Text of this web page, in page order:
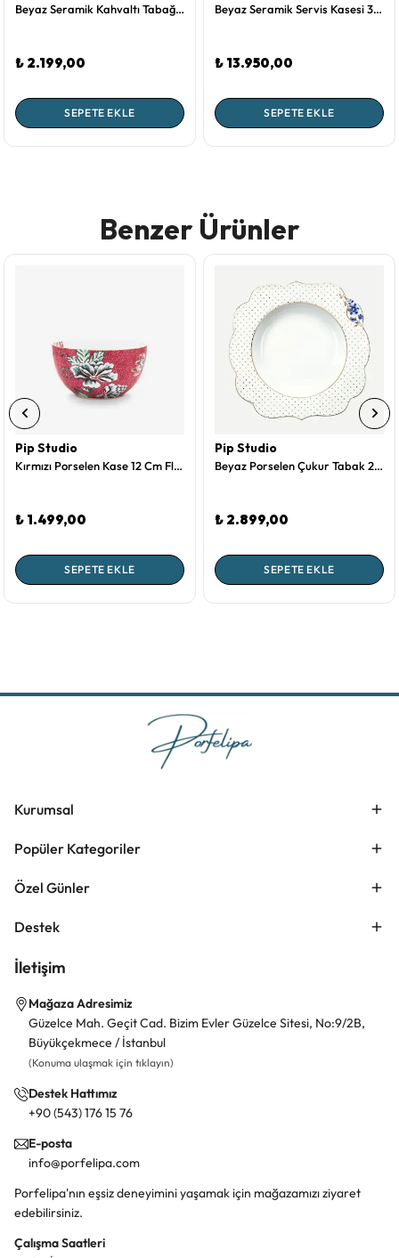
Beyaz Seramik Kahvaltı Tabağı 23 Cm Maria Flor Collection by Bordallo Pinheiro
₺ 2.199,00
SEPETE EKLE
Beyaz Seramik Servis Kasesi 33 Cm Cloudy Butterflies Collection by Bordallo Pinheiro
₺ 13.950,00
SEPETE EKLE
Benzer Ürünler
Pip Studio
Kırmızı Porselen Kase 12 Cm Flower Festival Collection by Pip Studio
₺ 1.499,00
SEPETE EKLE
Pip Studio
Beyaz Porselen Çukur Tabak 23,5 Cm Royal White Collection by Pip Studio
₺ 2.899,00
SEPETE EKLE
Kurumsal
Popüler Kategoriler
Özel Günler
Destek
İletişim
Mağaza Adresimiz
Güzelce Mah. Geçit Cad. Bizim Evler Güzelce Sitesi, No:9/2B,
Büyükçekmece / İstanbul
(Konuma ulaşmak için tıklayın)
Destek Hattımız
+90 (543) 176 15 76
E-posta
info@porfelipa.com
Porfelipa'nın eşsiz deneyimini yaşamak için mağazamızı ziyaret
edebilirsiniz.
Çalışma Saatleri